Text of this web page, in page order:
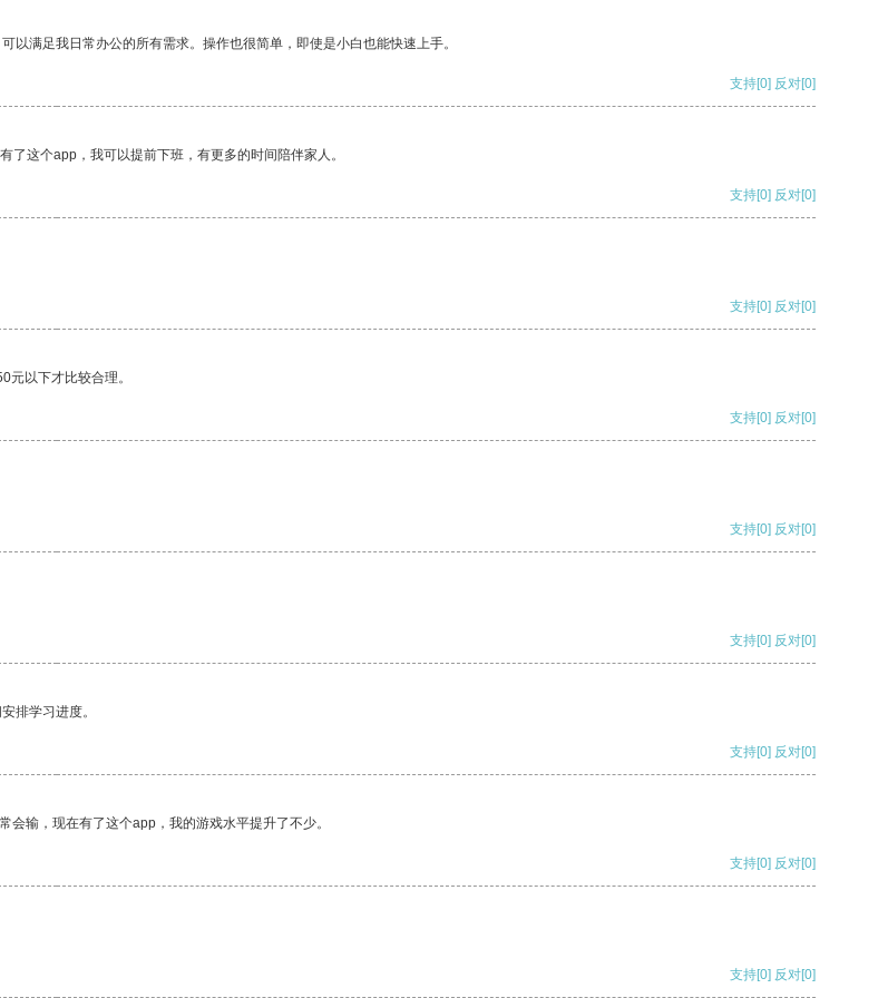
满足我日常办公的所有需求。操作也很简单，即使是小白也能快速上手。
支持[0] 反对[0]
这个app，我可以提前下班，有更多的时间陪伴家人。
支持[0] 反对[0]
支持[0] 反对[0]
以下才比较合理。
支持[0] 反对[0]
支持[0] 反对[0]
支持[0] 反对[0]
排学习进度。
支持[0] 反对[0]
输，现在有了这个app，我的游戏水平提升了不少。
支持[0] 反对[0]
支持[0] 反对[0]